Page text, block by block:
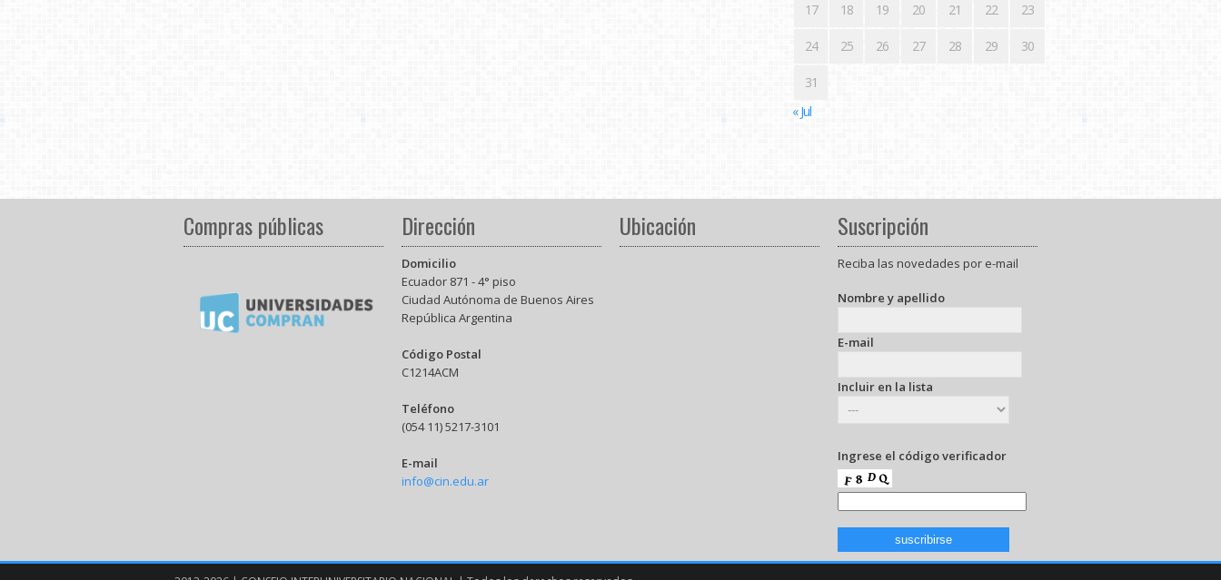
17 18 19 20 21 22 23
24 25 26 27 28 29 30
31
« Jul
Compras públicas Dirección
Domicilio
Ecuador 871 - 4° piso
Ciudad Autónoma de Buenos Aires
República Argentina
Código Postal
C1214ACM
Teléfono
(054 11) 5217-3101
E-mail
info@cin.edu.ar
Ubicación Suscripción
Reciba las novedades por e-mail
Nombre y apellido
E-mail
Incluir en la lista
Ingrese el código verificador